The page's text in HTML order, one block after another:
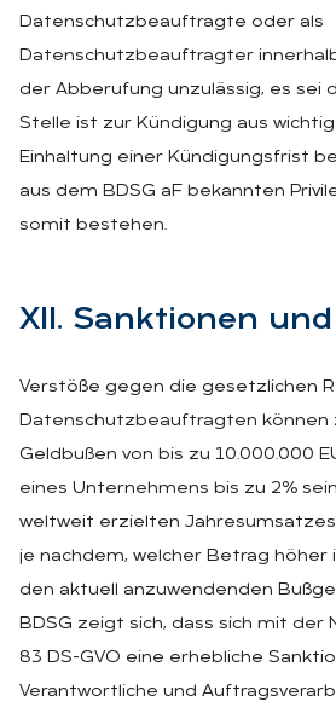
Datenschutzbeauftragte oder als
Datenschutzbeauftragter
der Abberufung unzulässig, es sei
Stelle ist zur Kündigung aus
Einhaltung einer Kündigungsfrist
aus dem BDSG aF bekannten
somit bestehen.
XII. Sank­tio­nen
Verstöße gegen die gesetzlichen
Datenschutzbeauftragten können
Geldbußen von bis zu 10.000.000
eines Unternehmens bis zu 2%
weltweit erzielten
je nachdem, welcher Betrag höher
den aktuell anzuwendenden
BDSG zeigt sich, dass sich mit der
83 DS-GVO eine erhebliche
Verantwortliche und